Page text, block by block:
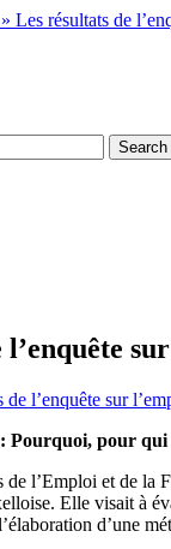
l’enquête
de l’enquête sur
Pourquoi, pour qui
l’Emploi et de la
Elle visait à
d’une